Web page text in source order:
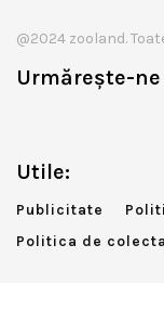
@2024 zooland.
Urmărește-ne
Utile:
Publicitate
Politica de